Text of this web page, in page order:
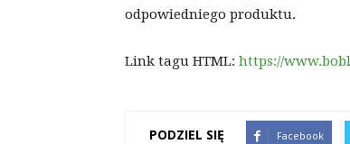
odpowiedniego produktu.
Link tagu HTML: https://
PODZIEL SIĘ Facebook